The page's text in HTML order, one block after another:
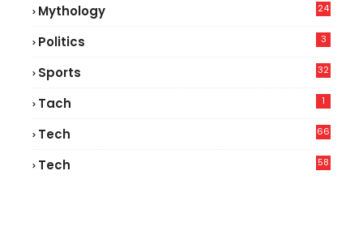
Mythology 24
Politics 3
Sports 32
Tach 1
Tech
66
Tech
58